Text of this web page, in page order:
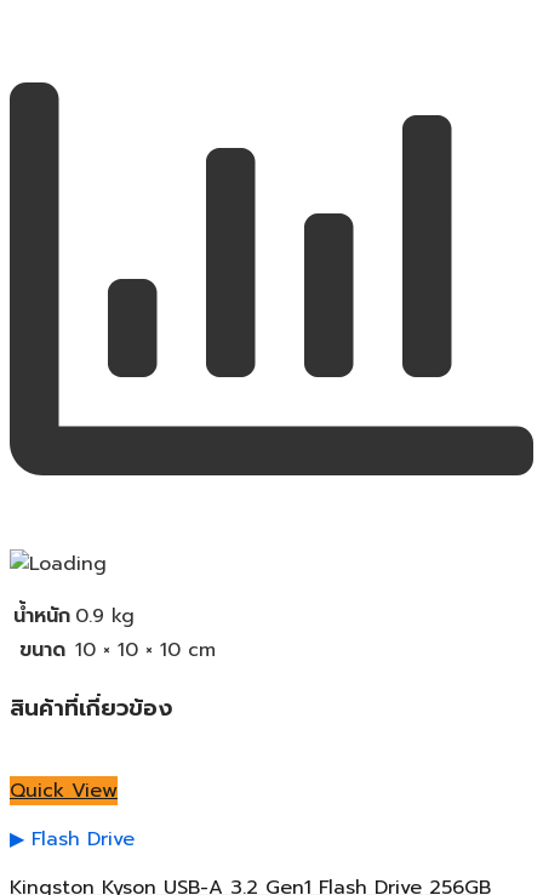
น้ำหนัก 0.9 kg
ขนาด 10 × 10 × 10 cm
สินค้าที่เกี่ยวข้อง
Quick View
Flash Drive
Kingston Kyson USB-A 3.2 Gen1 Flash Drive 256GB